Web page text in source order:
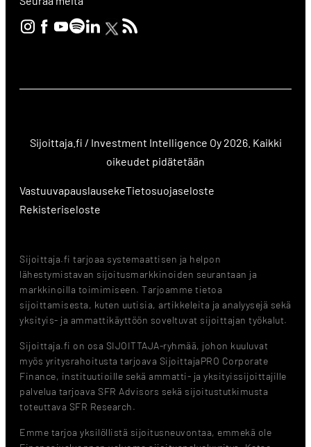
Sijoittaja.fi / Investment Intelligence Oy 2026. Kaikki
oikeudet pidätetään
VastuuvapauslausekeTietosuojaseloste
Rekisteriseloste
Sijoittaja.fi tarjoaa systemaattisen ja helpon
lähestymistavan sijoitusmarkkinoiden seurantaan ja
markkinoilla toimimiseen. Tarjoamme tietoa
sijoittamisesta, kuten uutisia, artikkeleita ja analyysejä sekä
yksityis- ja ammattikäyttöön soveltuvat sijoittajan työkalut.
Sijoittaja.fi on osa SIJOITTAJA-ryhmää, johon kuuluvat
myös yritysrahoitusta tarjoava SijoittajaPRO Corporate
Finance, instituutioille sekä ammatti- ja yksityissijoittajille
palvelua tarjoava SFR Advisors sekä sijoitustutkimusta
toteuttava SFR Research.
Emme tarjoa yksilöllistä sijoitusneuvontaa, emmekä ole